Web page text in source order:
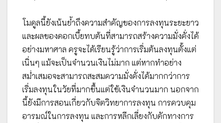
โมดูลนี้ยังเน้นย้ำถึงความสำคัญของการลงทุนระยะยาว
และผลของดอกเบี้ยทบต้นที่สามารถสร้างความมั่งคั่งได้
อย่างมหาศาล ครูจะได้เรียนรู้ว่าการเริ่มต้นลงทุนตั้งแต่
เนิ่นๆ แม้จะเป็นจำนวนเงินไม่มาก แต่หากทำอย่าง
สม่ำเสมอจะสามารถสะสมความมั่งคั่งได้มากกว่าการ
เริ่มลงทุนในวัยที่มากขึ้นแต่ใช้เงินจำนวนมาก นอกจาก
นี้ยังมีการสอนเกี่ยวกับจิตวิทยาการลงทุน การควบคุม
อารมณ์ในการลงทุน และการหลีกเลี่ยงกับดักทางการ